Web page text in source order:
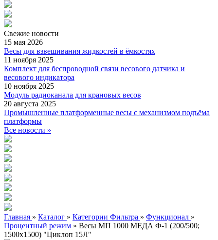
Свежие новости
15 мая 2026
Весы для взвешивания жидкостей в ёмкостях
11 ноября 2025
Комплект для беспроводной связи весового датчика и
весового индикатора
10 ноября 2025
Модуль радиоканала для крановых весов
20 августа 2025
Промышленные платформенные весы с механизмом подъёма
платформы
Все новости »
Главная » Каталог » Категории Фильтра » Функционал »
Процентный режим » Весы МП 1000 МЕДА Ф-1 (200/500;
1500х1500) "Циклоп 15Л"